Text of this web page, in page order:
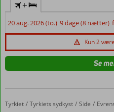
+
20 aug. 2026 (to.) 9 dage (8 nætter)
Kun 2
Se
Forside
Tyrkiet Tyrkiets sydkyst Side
Adalya Ocean Deluxe